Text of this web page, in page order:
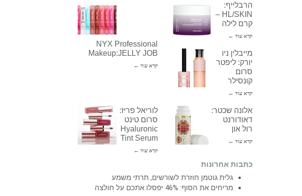
NYX Professional
Makeup:JELLY JOB
קרא עוד ←
הרבלייף:
HL/SKIN –
קרם לילה
קרא עוד ←
מייבלין ניו
יורק: ליפטר
סרום
קונסילר
קרא עוד ←
לוריאל פריז:
סרום טינט
Hyaluronic
Tint Serum
קרא עוד ←
אלונה שכטר:
דאודורנט
רול און
קרא עוד ←
כתבות אחרונות
גלית גוטמן חוזרת לשורשים, תרתי משמע
מריחים את הסוף: 46% יפסלו אתכם על חולצה